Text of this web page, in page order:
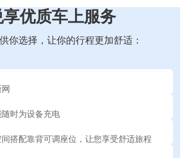
优质车上服务
你选择，让你的行程更加舒适：
时为设备充电
搭配靠背可调座位，让您享受舒适旅程